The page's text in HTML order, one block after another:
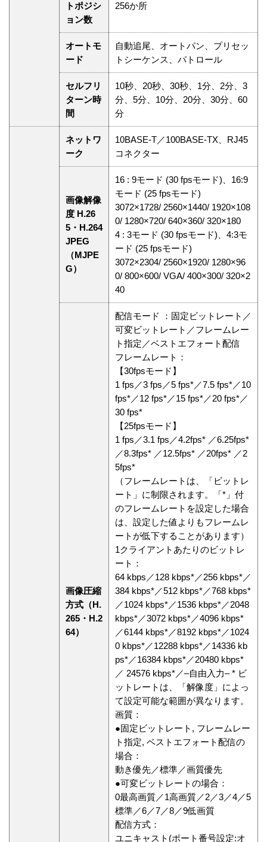
トポジシ
ョン数
256か所
オートモ
ード
自動追尾、オートパン、プリセッ
トシーケンス、パトロール
セルフリ
ターン時
間
10秒、20秒、30秒、1分、2分、3
分、5分、10分、20分、30分、60
分
ネットワ
ーク
10BASE-T／100BASE-TX、RJ45
コネクター
画像解像
度 H.26
5・H.264
JPEG
（MJPE
G）
16 : 9モード (30 fpsモード)、16:9
モード (25 fpsモード)
3072×1728/ 2560×1440/ 1920×108
0/ 1280×720/ 640×360/ 320×180
4 : 3モード (30 fpsモード)、4:3モ
ード (25 fpsモード)
3072×2304/ 2560×1920/ 1280×96
0/ 800×600/ VGA/ 400×300/ 320×2
40
画像圧縮
方式（H.
265・H.2
64）
配信モード ：固定ビットレート／
可変ビットレート／フレームレー
ト指定／ベストエフォート配信
フレームレート：
【30fpsモード】
1 fps／3 fps／5 fps*／7.5 fps*／10
fps*／12 fps*／15 fps*／20 fps*／
30 fps*
【25fpsモード】
1 fps／3.1 fps／4.2fps* ／6.25fps*
／8.3fps* ／12.5fps* ／20fps* ／2
5fps*
（フレームレートは、「ビットレ
ート」に制限されます。「*」付
のフレームレートを設定した場合
は、設定した値よりもフレームレ
ートが低下することがあります）
1クライアントあたりのビットレ
ート：
64 kbps／128 kbps*／256 kbps*／
384 kbps*／512 kbps*／768 kbps*
／1024 kbps*／1536 kbps*／2048
kbps*／3072 kbps*／4096 kbps*
／6144 kbps*／8192 kbps*／1024
0 kbps*／12288 kbps*／14336 kb
ps*／16384 kbps*／20480 kbps*
／ 24576 kbps*／–自由入力– * ビ
ットレートは、「解像度」によっ
て設定可能な範囲が異なります。
画質：
●固定ビットレート, フレームレー
ト指定, ベストエフォート配信の
場合：
動き優先／標準／画質優先
●可変ビットレートの場合：
0最高画質／1高画質／2／3／4／5
標準／6／7／8／9低画質
配信方式：
ユニキャスト(ポート番号設定:オ